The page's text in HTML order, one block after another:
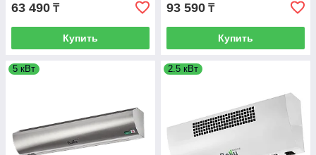
63 490 ₸
Купить
93 590 ₸
Купить
5 кВт 2.5 кВт